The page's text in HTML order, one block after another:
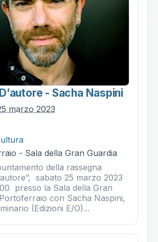
- Sacha Naspini
marzo 2023
- Sala della Gran Guardia
della rassegna
sabato 25 marzo 2023
presso la Sala della Gran
con Sacha Naspini,
(Edizioni E/O)...